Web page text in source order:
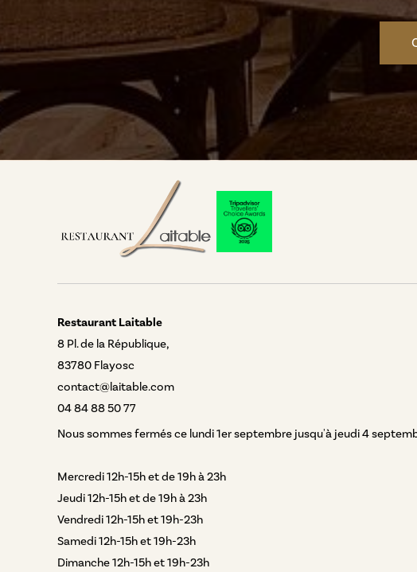
Restaurant Laitable
8 Pl. de la République,
83780 Flayosc
contact@laitable.com
04 84 88 50 77
Nous sommes fermés ce lundi 1er septembre jusqu'à jeudi 4
Mercredi 12h-15h et de 19h à 23h
Jeudi 12h-15h et de 19h à 23h
Vendredi 12h-15h et 19h-23h
Samedi 12h-15h et 19h-23h
Dimanche 12h-15h et 19h-23h